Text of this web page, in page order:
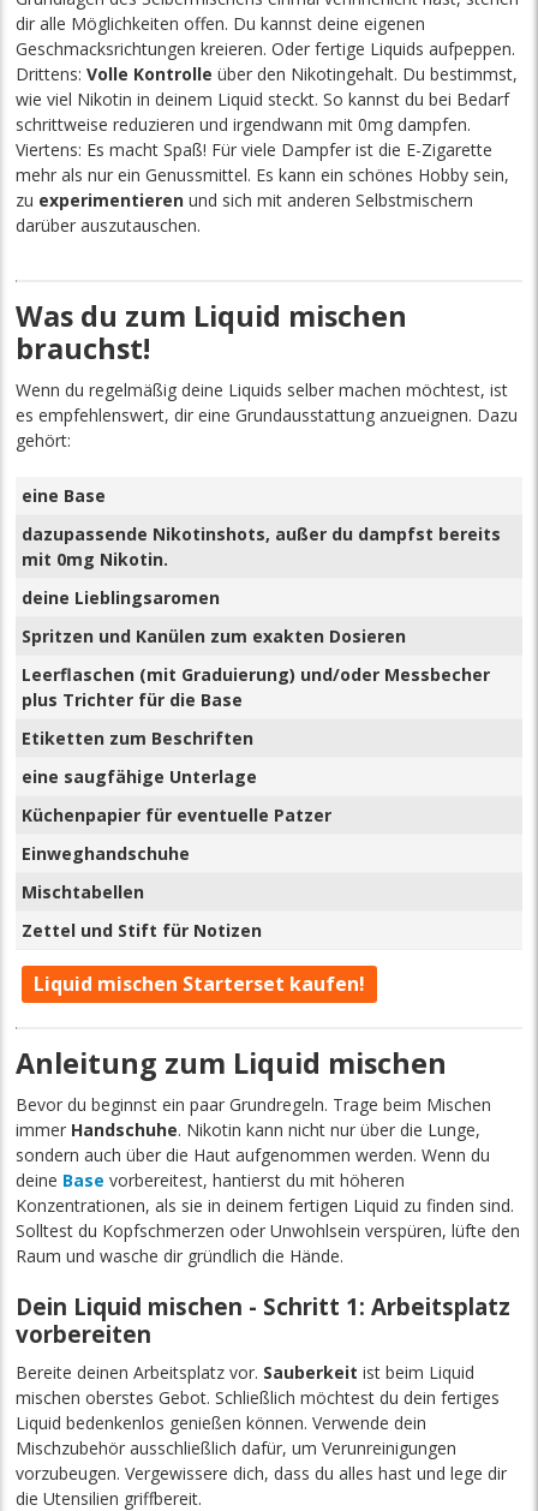
dir alle Möglichkeiten offen. Du kannst deine eigenen
Geschmacksrichtungen kreieren. Oder fertige Liquids aufpeppen.
Drittens:Volle Kontrolle über den Nikotingehalt. Du bestimmst,
wie viel Nikotin in deinem Liquid steckt. So kannst du bei Bedarf
schrittweise reduzieren und irgendwann mit 0mg dampfen.
Viertens: Es macht Spaß! Für viele Dampfer ist die E-Zigarette
mehr als nur ein Genussmittel. Es kann ein schönes Hobby sein,
zu experimentieren und sich mit anderen Selbstmischern
darüber auszutauschen.
Was du zum Liquid mischen
brauchst!
Wenn du regelmäßig deine Liquids selber machen möchtest, ist
es empfehlenswert, dir eine Grundausstattung anzueignen. Dazu
gehört:
eine Base
dazupassende Nikotinshots, außer du dampfst bereits
mit 0mg Nikotin.
deine Lieblingsaromen
Spritzen und Kanülen zum exakten Dosieren
Leerflaschen (mit Graduierung) und/oder Messbecher
plus Trichter für die Base
Etiketten zum Beschriften
eine saugfähige Unterlage
Küchenpapier für eventuelle Patzer
Einweghandschuhe
Mischtabellen
Zettel und Stift für Notizen
Liquid mischen Starterset kaufen!
Anleitung zum Liquid mischen
Bevor du beginnst ein paar Grundregeln. Trage beim Mischen
immer Handschuhe. Nikotin kann nicht nur über die Lunge,
sondern auch über die Haut aufgenommen werden. Wenn du
deine Base vorbereitest, hantierst du mit höheren
Konzentrationen, als sie in deinem fertigen Liquid zu finden sind.
Solltest du Kopfschmerzen oder Unwohlsein verspüren, lüfte den
Raum und wasche dir gründlich die Hände.
Dein Liquid mischen - Schritt 1: Arbeitsplatz
vorbereiten
Bereite deinen Arbeitsplatz vor. Sauberkeit ist beim Liquid
mischen oberstes Gebot. Schließlich möchtest du dein fertiges
Liquid bedenkenlos genießen können. Verwende dein
Mischzubehör ausschließlich dafür, um Verunreinigungen
vorzubeugen. Vergewissere dich, dass du alles hast und lege dir
die Utensilien griffbereit.